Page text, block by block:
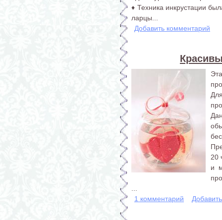
♦ Техника инкрустации
ларцы...
Добавить комментарий
20
и
1 комментарий